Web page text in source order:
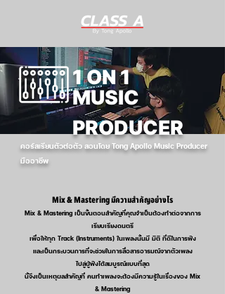
1 ON 1
MUSIC
PRODUCER
คอร์สเรียนตัวต่อตัว สอนโดย Tong Apollo Music Producer
มืออาชีพ
Mix & Mastering มีความสำคัญอย่างไร
Mix & Mastering เป็นขั้นตอนสำคัญที่คุณจำเป็นต้องทำต่อจากการ
เรียบเรียงดนตรี
เพื่อให้ทุก Track (Instruments) ในเพลงนั้นมี มิติ ที่ดีในการฟัง
และเป็นกระบวนการที่จะช่วยในการสื่อสารอารมณ์จากตัวเพลง
ไปสู่ผู้ฟังได้สมบูรณ์แบบที่สุด
นี้จึงเป็นเหตุผลสำคัญที่ คนทำเพลงจะต้องมีความรู้ในเรื่องของ Mix
& Mastering